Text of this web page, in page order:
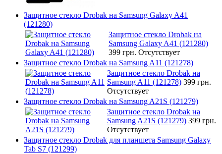
Защитное стекло Drobak на Samsung Galaxy A41
(121280)
Защитное стекло Drobak на
Samsung Galaxy A41 (121280)
399 грн. Отсутствует
Защитное стекло Drobak на Samsung A11 (121278)
Защитное стекло Drobak на
Samsung A11 (121278) 399 грн.
Отсутствует
Защитное стекло Drobak на Samsung A21S (121279)
Защитное стекло Drobak на
Samsung A21S (121279) 399 грн.
Отсутствует
Защитное стекло Drobak для планшета Samsung Galaxy
Tab S7 (121299)